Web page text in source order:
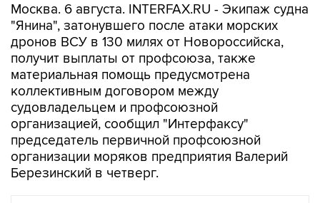
Москва. 6 августа. INTERFAX.RU - Экипаж судна
"Янина", затонувшего после атаки морских
дронов ВСУ в 130 милях от Новороссийска,
получит выплаты от профсоюза, также
материальная помощь предусмотрена
коллективным договором между
судовладельцем и профсоюзной
организацией, сообщил "Интерфаксу"
председатель первичной профсоюзной
организации моряков предприятия Валерий
Березинский в четверг.